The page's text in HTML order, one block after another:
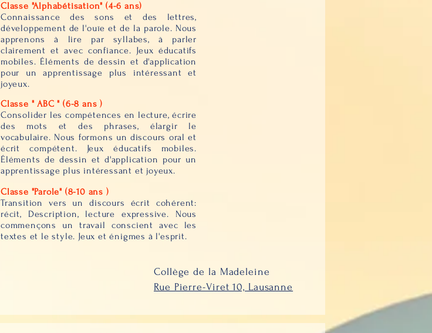
Classe "Alphabétisation" (4-6 ans)
Connaissance des sons et des lettres,
développement de l'ouïe et de la parole. Nous
apprenons à lire par syllabes, à parler
clairement et avec confiance. Jeux éducatifs
mobiles. Éléments de dessin et d'application
pour un apprentissage plus intéressant et
joyeux.
Classe " ABC " (6-8 ans )
Consolider les compétences en lecture, écrire
des mots et des phrases, élargir le
vocabulaire. Nous formons un discours oral et
écrit compétent. Jeux éducatifs mobiles.
Éléments de dessin et d'application pour un
apprentissage plus intéressant et joyeux.
Classe "Parole" (8-10 ans )
Transition vers un discours écrit cohérent:
récit, Description, lecture expressive. Nous
commençons un travail conscient avec les
textes et le style. Jeux et énigmes à l'esprit.
Collège de la Madeleine
Rue Pierre-Viret 10, Lausanne